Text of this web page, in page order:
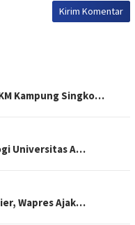
Kampung Singko…
Universitas A…
Wapres Ajak…